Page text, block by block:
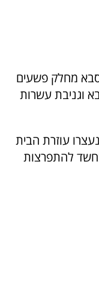
סבא מחלק פשעים
וגניבת עשרות
עוזרת הבית
זוגה (62', כ"ס) בחשד להתפרצות